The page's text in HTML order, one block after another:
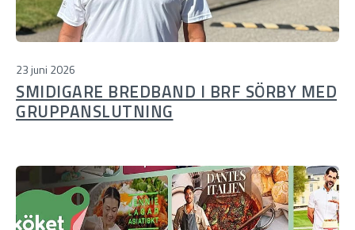
23 juni 2026
SMIDIGARE BREDBAND I BRF SÖRBY MED
GRUPPANSLUTNING